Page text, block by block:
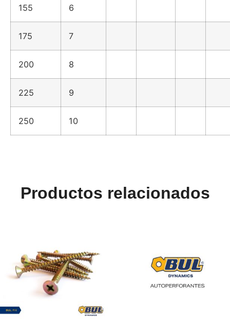
155 6
175 7
200 8
225 9
250 10
Productos relacionados